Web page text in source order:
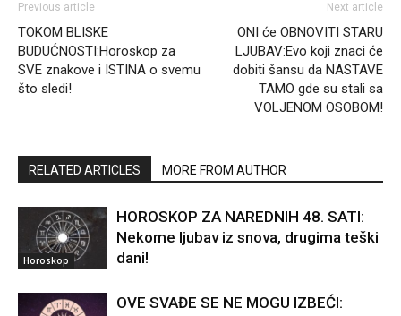
Previous article
TOKOM BLISKE
BUDUĆNOSTI:Horoskop za
SVE znakove i ISTINA o svemu
što sledi!
Next article
ONI će OBNOVITI STARU
LJUBAV:Evo koji znaci će
dobiti šansu da NASTAVE
TAMO gde su stali sa
VOLJENOM OSOBOM!
RELATED ARTICLES MORE FROM AUTHOR
Horoskop
HOROSKOP ZA NAREDNIH 48. SATI:
Nekome ljubav iz snova, drugima teški
dani!
OVE SVAĐE SE NE MOGU IZBEĆI: